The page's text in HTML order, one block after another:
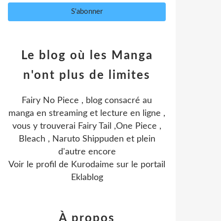
Le blog où les Manga
n'ont plus de limites
Fairy No Piece , blog consacré au
manga en streaming et lecture en ligne ,
vous y trouverai Fairy Tail ,One Piece ,
Bleach , Naruto Shippuden et plein
d'autre encore
Voir le profil de Kurodaime sur le portail
Eklablog
À propos